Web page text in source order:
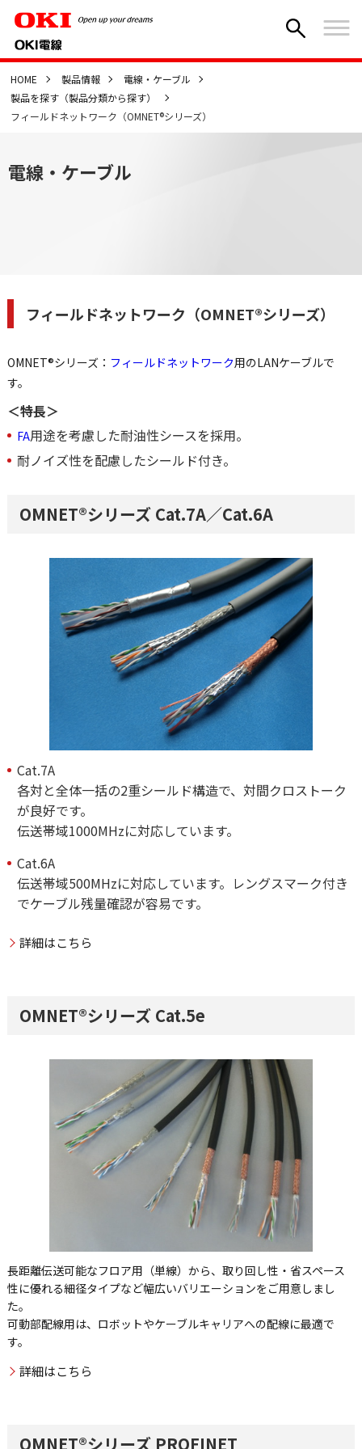
HOME 製品情報
電線・ケーブル
製品を探す（製品分類から探す）
フィールドネットワーク（OMNET®シリーズ）
電線・ケーブル
フィールドネットワーク（OMNET®シリーズ）
OMNET®シリーズ： フィールドネットワーク用のLANケーブルで
す。
＜特長＞
FA用途を考慮した耐油性シースを採用。
耐ノイズ性を配慮したシールド付き。
OMNET®シリーズ Cat.7A／Cat.6A
Cat.7A
各対と全体一括の2重シールド構造で、対間クロストーク
が良好です。
伝送帯域1000MHzに対応しています。
Cat.6A
伝送帯域500MHzに対応しています。レングスマーク付き
でケーブル残量確認が容易です。
詳細はこちら
OMNET®シリーズ Cat.5e
長距離伝送可能なフロア用（単線）から、取り回し性・省スペース
性に優れる細径タイプなど幅広いバリエーションをご用意しまし
た。
可動部配線用は、ロボットやケーブルキャリアへの配線に最適で
す。
詳細はこちら
OMNET®シリーズ PROFINET